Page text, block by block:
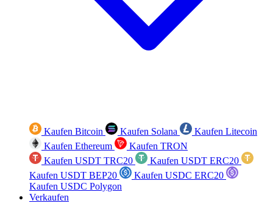
Kaufen Bitcoin Kaufen Solana
Kaufen Litecoin
Kaufen Ethereum
Kaufen TRON
Kaufen USDT TRC20
Kaufen USDT ERC20
Kaufen USDT BEP20
Kaufen USDC ERC20
Kaufen USDC Polygon
Verkaufen